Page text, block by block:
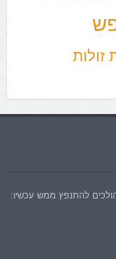
זולות